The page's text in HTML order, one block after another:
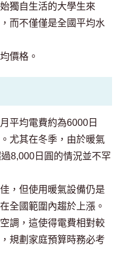
獨自生活的大學生來
而不僅僅是全國平均水
價格。
平均電費約為6000日
尤其在冬季，由於暖氣
8,000日圓的情況並不罕
，但使用暖氣設備仍是
全國範圍內趨於上漲。
調，這使得電費相對較
規劃家庭預算時務必考